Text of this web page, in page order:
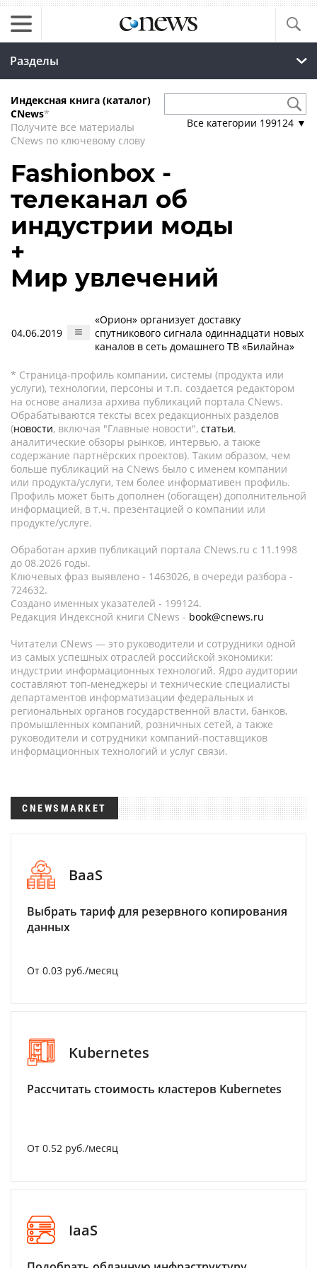
Разделы
Индексная книга (каталог)
CNews*
Получите все материалы
CNews по ключевому слову
Все категории 199124 ▼
Fashionbox -
телеканал об
индустрии моды
+
Мир увлечений
04.06.2019
«Орион» организует доставку
спутникового сигнала одиннадцати новых
каналов в сеть домашнего ТВ «Билайна»
* Страница-профиль компании, системы (продукта или
услуги), технологии, персоны и т.п. создается редактором
на основе анализа архива публикаций портала CNews.
Обрабатываются тексты всех редакционных разделов
(новости, включая "Главные новости", статьи,
аналитические обзоры рынков, интервью, а также
содержание партнёрских проектов). Таким образом, чем
больше публикаций на CNews было с именем компании
или продукта/услуги, тем более информативен профиль.
Профиль может быть дополнен (обогащен) дополнительной
информацией, в т.ч. презентацией о компании или
продукте/услуге.
Обработан архив публикаций портала CNews.ru c 11.1998
до 08.2026 годы.
Ключевых фраз выявлено - 1463026, в очереди разбора -
724632.
Создано именных указателей - 199124.
Редакция Индексной книги CNews - book@cnews.ru
Читатели CNews — это руководители и сотрудники одной
из самых успешных отраслей российской экономики:
индустрии информационных технологий. Ядро аудитории
составляют топ-менеджеры и технические специалисты
департаментов информатизации федеральных и
региональных органов государственной власти, банков,
промышленных компаний, розничных сетей, а также
руководители и сотрудники компаний-поставщиков
информационных технологий и услуг связи.
CNEWSMARKET
BaaS
Выбрать тариф для резервного копирования
данных
От 0.03 руб./месяц
Kubernetes
Рассчитать стоимость кластеров Kubernetes
От 0.52 руб./месяц
IaaS